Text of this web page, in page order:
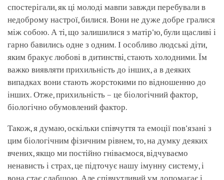
спостерігали, як ці молоді мавпи завжди перебували в
недоброму настрої, билися. Вони не дуже добре гралися
між собою. А ті, що залишилися з матір'ю, були щасливі і
гарно бавились одне з одним. І особливо людські діти,
яким бракує любові в дитинстві, стають холодними. Їм
важко виявляти прихильність до інших, а в деяких
випадках вони стають жорстокими по відношенню до
інших. Отже, прихильність – це біологічний фактор,
біологічно обумовлений фактор.
Також, я думаю, оскільки співчуття та емоції пов'язані з
цим біологічним фізичним рівнем, то, на думку деяких
вчених, якщо ми постійно гніваємося, відчуваємо
ненависть і страх, це підточує нашу імунну систему, і